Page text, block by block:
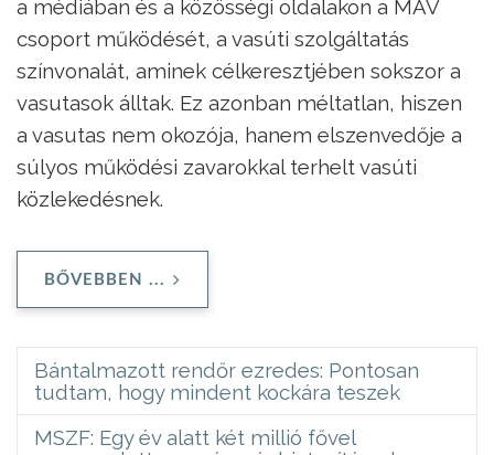
a médiában és a közösségi oldalakon a MÁV
csoport működését, a vasúti szolgáltatás
színvonalát, aminek célkeresztjében sokszor a
vasutasok álltak. Ez azonban méltatlan, hiszen
a vasutas nem okozója, hanem elszenvedője a
súlyos működési zavarokkal terhelt vasúti
közlekedésnek.
BŐVEBBEN ...
Bántalmazott rendőr ezredes: Pontosan
tudtam, hogy mindent kockára teszek
MSZF: Egy év alatt két millió fővel